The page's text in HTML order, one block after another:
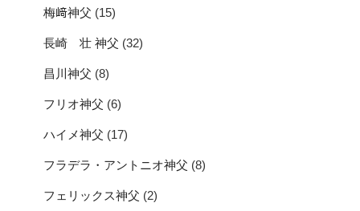
梅﨑神父 (15)
長崎 壮 神父 (32)
昌川神父 (8)
フリオ神父 (6)
ハイメ神父 (17)
フラデラ・アントニオ神父 (8)
フェリックス神父 (2)